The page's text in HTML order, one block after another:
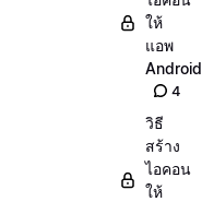
ให้
แอพ
Android
4
วิธี
สร้าง
ไอคอน
ให้